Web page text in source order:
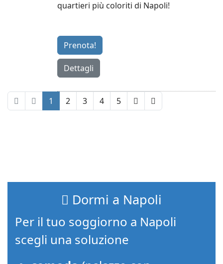
quartieri più coloriti di Napoli!
Prenota!
Dettagli
1 2 3 4 5
Dormi a Napoli
Per il tuo soggiorno a Napoli
scegli una soluzione